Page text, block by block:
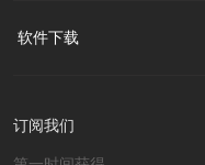
软件下载
订阅我们